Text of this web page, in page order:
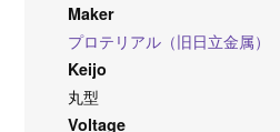
Maker
プロテリアル（旧日立金属）
Keijo
丸型
Voltage